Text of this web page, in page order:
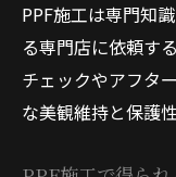
PPF施工は専門知
る専門店に依頼す
チェックやアフタ
な美観維持と保護